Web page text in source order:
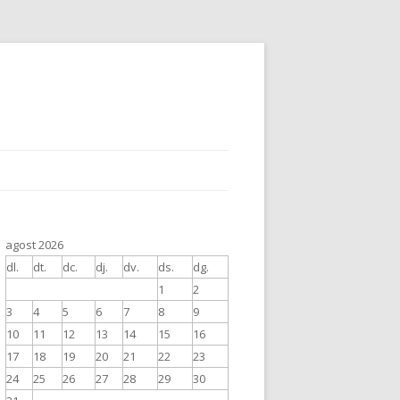
agost 2026
dl.
dt. dc. dj. dv. ds. dg.
1
2
3
4 5 6 7 8
9
10
11 12 13 14 15
16
17
18 19 20 21 22
23
24
25 26 27 28 29
30